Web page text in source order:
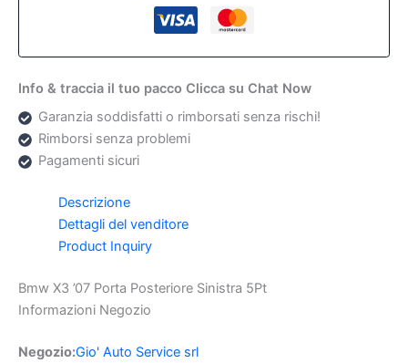
Info & traccia il tuo pacco Clicca su Chat Now
Garanzia soddisfatti o rimborsati senza rischi!
Rimborsi senza problemi
Pagamenti sicuri
Descrizione
Dettagli del venditore
Product Inquiry
Bmw X3 ’07 Porta Posteriore Sinistra 5Pt
Informazioni Negozio
Negozio:Gio' Auto Service srl